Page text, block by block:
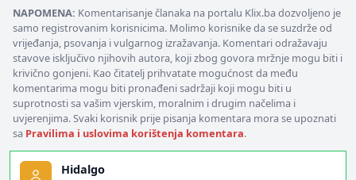
NAPOMENA: Komentarisanje članaka na portalu Klix.ba dozvoljeno je
samo registrovanim korisnicima. Molimo korisnike da se suzdrže od
vrijeđanja, psovanja i vulgarnog izražavanja. Komentari odražavaju
stavove isključivo njihovih autora, koji zbog govora mržnje mogu biti i
krivično gonjeni. Kao čitatelj prihvatate mogućnost da među
komentarima mogu biti pronađeni sadržaji koji mogu biti u
suprotnosti sa vašim vjerskim, moralnim i drugim načelima i
uvjerenjima. Svaki korisnik prije pisanja komentara mora se upoznati
sa Pravilima i uslovima korištenja komentara.
Hidalgo